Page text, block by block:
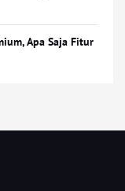
Apa Saja Fitur